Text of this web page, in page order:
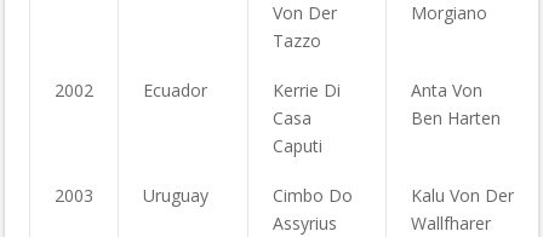
Von Der
Tazzo
Morgiano
2002 Ecuador
Kerrie Di
Casa
Caputi
Anta Von
Ben Harten
2003 Uruguay
Cimbo Do
Assyrius
Kalu Von Der
Wallfharer